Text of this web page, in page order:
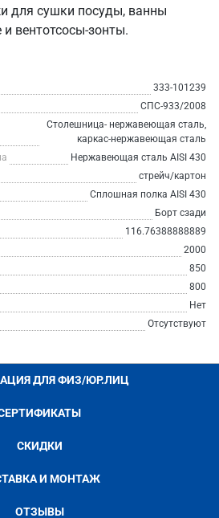
для сушки посуды, ванны
вентотсосы-зонты.
333-101239
СПС-933/2008
Столешница- нержавеющая сталь,
каркас-нержавеющая сталь
Нержавеющая сталь AISI 430
стрейч/картон
Сплошная полка AISI 430
Борт сзади
116.76388888889
2000
850
800
Нет
Отсутствуют
ДЛЯ ФИЗ/ЮР.ЛИЦ
СКИДКИ
И МОНТАЖ
ОТЗЫВЫ